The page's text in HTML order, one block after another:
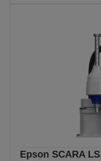
Epson SCARA